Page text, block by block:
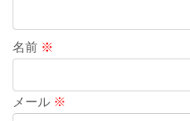
名前 ※
メール ※